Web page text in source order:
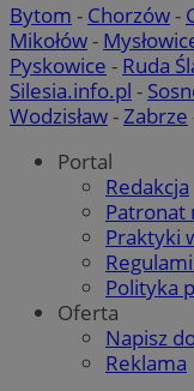
Bytom - Chorzów-
Mikołów-
Pyskowice - Ruda
Silesia.info.pl -
Wodzisław-Zabrze
Portal
Redakcja
Patronat
Praktyki
Polityka
Oferta
Napisz
Reklama